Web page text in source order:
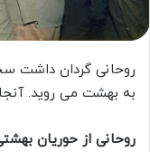
روحانی گردان داشت
به بهشت می روید.
روحانی از حوریان